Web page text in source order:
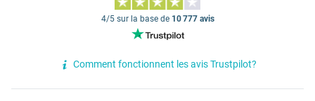
4/5 sur la base de 10 777 avis
Comment fonctionnent les avis Trustpilot?